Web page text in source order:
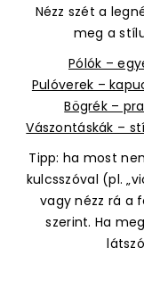
Nézz szét a
meg a
Pólók –
Pulóverek –
Bögrék –
Vászontáskák –
Tipp: ha most
kulcsszóval (pl.
vagy nézz rá a
szerint. Ha